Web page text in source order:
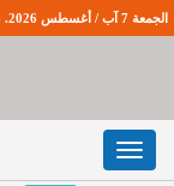
الجمعة 7 آب / أغسطس 2026. 11:7:39 صباحاً
Toggle
navigation